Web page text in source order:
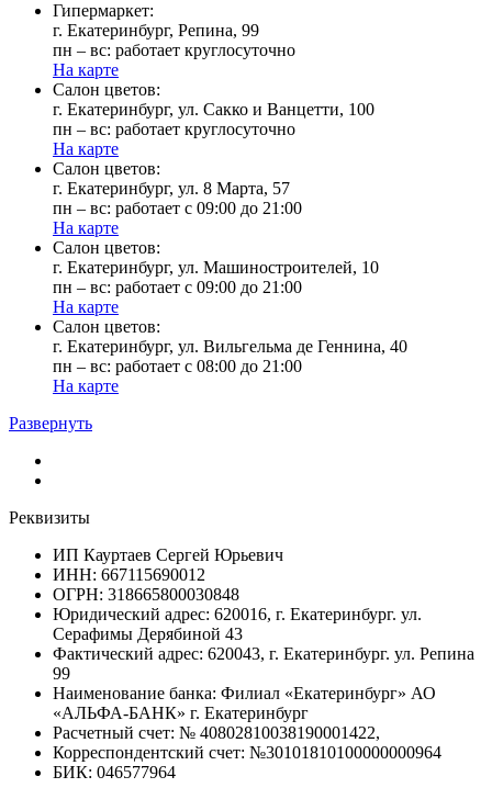
Гипермаркет:
г. Екатеринбург, Репина, 99
пн – вс: работает круглосуточно
На карте
Cалон цветов:
г. Екатеринбург, ул. Сакко и Ванцетти, 100
пн – вс: работает круглосуточно
На карте
Cалон цветов:
г. Екатеринбург, ул. 8 Марта, 57
пн – вс: работает с 09:00 до 21:00
На карте
Cалон цветов:
г. Екатеринбург, ул. Машиностроителей, 10
пн – вс: работает с 09:00 до 21:00
На карте
Cалон цветов:
г. Екатеринбург, ул. Вильгельма де Геннина, 40
пн – вс: работает с 08:00 до 21:00
На карте
Развернуть
Реквизиты
ИП Кауртаев Сергей Юрьевич
ИНН: 667115690012
ОГРН: 318665800030848
Юридический адрес: 620016, г. Екатеринбург. ул.
Серафимы Дерябиной 43
Фактический адрес: 620043, г. Екатеринбург. ул. Репина
99
Наименование банка: Филиал «Екатеринбург» АО
«АЛЬФА-БАНК» г. Екатеринбург
Расчетный счет: № 40802810038190001422,
Корреспондентский счет: №30101810100000000964
БИК: 046577964